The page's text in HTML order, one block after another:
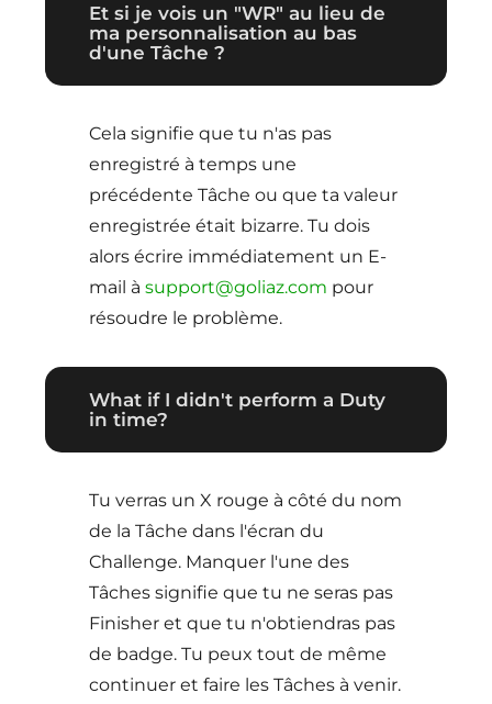
Et si je vois un "WR" au lieu de
ma personnalisation au bas
d'une Tâche ?
Cela signifie que tu n'as pas
enregistré à temps une
précédente Tâche ou que ta valeur
enregistrée était bizarre. Tu dois
alors écrire immédiatement un E-
mail àsupport@goliaz.com pour
résoudre le problème.
What if I didn't perform a Duty
in time?
Tu verras un X rouge à côté du nom
de la Tâche dans l'écran du
Challenge. Manquer l'une des
Tâches signifie que tu ne seras pas
Finisher et que tu n'obtiendras pas
de badge. Tu peux tout de même
continuer et faire les Tâches à venir.